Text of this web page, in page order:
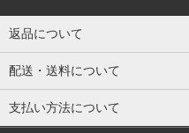
返品について
配送・送料について
支払い方法について